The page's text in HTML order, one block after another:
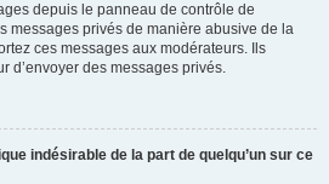
depuis le panneau de contrôle de
messages privés de manière abusive de la
ces messages aux modérateurs. Ils
d’envoyer des messages privés.
indésirable de la part de quelqu’un sur ce